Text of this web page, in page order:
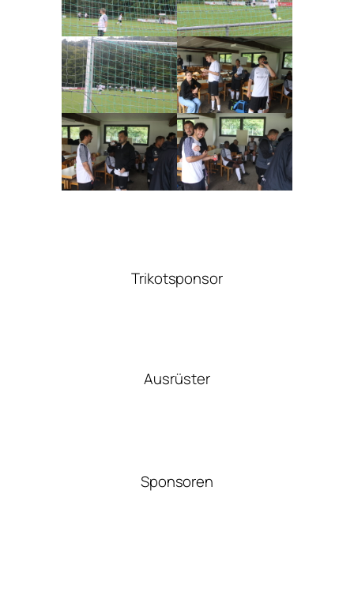
Trikotsponsor
Ausrüster
Sponsoren